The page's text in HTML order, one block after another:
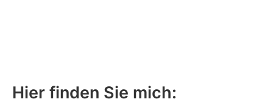
Hier finden Sie mich: